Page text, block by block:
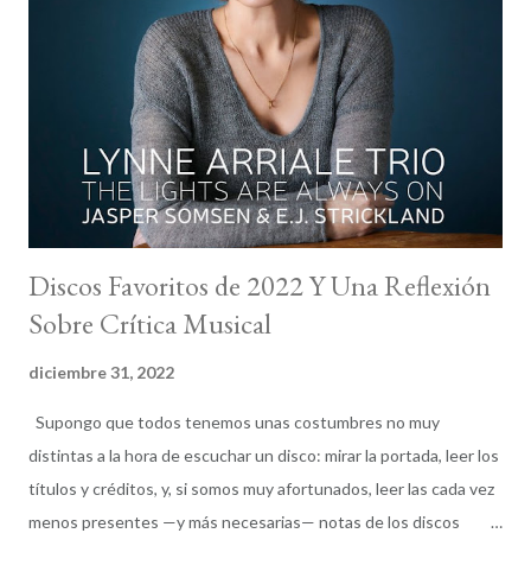
diferentes en 2021, lo que sigue convirtiendo a dicha lista única
en su naturaleza. Podéis leer la selección completa de los discos
de jazz elegidos por la crítica internacional y las votaciones
individuales. La frustración vuelve a ser la protagonista por el
número limitado de discos que podemos sel...
Discos Favoritos de 2022 Y Una Reflexión
Sobre Crítica Musical
diciembre 31, 2022
Supongo que todos tenemos unas costumbres no muy
distintas a la hora de escuchar un disco: mirar la portada, leer los
títulos y créditos, y, si somos muy afortunados, leer las cada vez
menos presentes —y más necesarias— notas de los discos